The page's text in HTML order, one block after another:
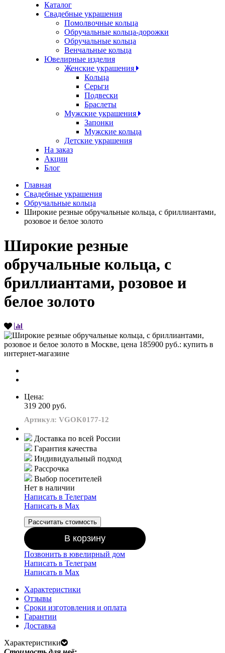
Каталог
Свадебные украшения
Помолвочные кольца
Обручальные кольца-дорожки
Обручальные кольца
Венчальные кольца
Ювелирные изделия
Женские украшения
Кольца
Серьги
Подвески
Браслеты
Мужские украшения
Запонки
Мужские кольца
Детские украшения
На заказ
Акции
Блог
Главная
Свадебные украшения
Обручальные кольца
Широкие резные обручальные кольца, с бриллиантами,
розовое и белое золото
Широкие резные
обручальные кольца, с
бриллиантами, розовое и
белое золото
Цена:
319 200 руб.
Артикул: VGOK0177-12
Доставка по всей России
Гарантия качества
Индивидуальный подход
Рассрочка
Выбор посетителей
Нет в наличии
Написать в Телеграм
Написать в Мах
Рассчитать стоимость
В корзину
Позвонить в ювелирный дом
Написать в Телеграм
Написать в Мах
Характеристики
Отзывы
Сроки изготовления и оплата
Гарантии
Доставка
Характеристики